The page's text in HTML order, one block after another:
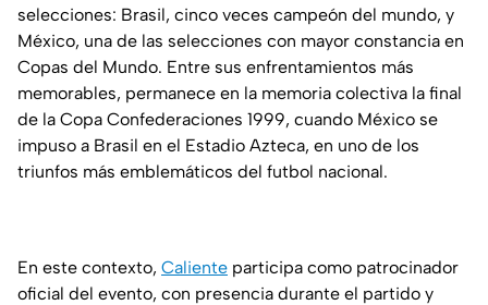
selecciones: Brasil, cinco veces campeón del mundo, y
México, una de las selecciones con mayor constancia en
Copas del Mundo. Entre sus enfrentamientos más
memorables, permanece en la memoria colectiva la final
de la Copa Confederaciones 1999, cuando México se
impuso a Brasil en el Estadio Azteca, en uno de los
triunfos más emblemáticos del futbol nacional.
En este contexto, Caliente participa como patrocinador
oficial del evento, con presencia durante el partido y